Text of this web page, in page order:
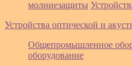
молниезащиты
Устройства оптической и
Общепромышленное
оборудование